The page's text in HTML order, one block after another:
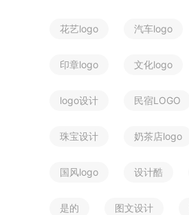
花艺logo 汽车logo
印章logo 文化logo
logo设计 民宿LOGO
珠宝设计 奶茶店logo
国风logo 设计酷
是的 图文设计